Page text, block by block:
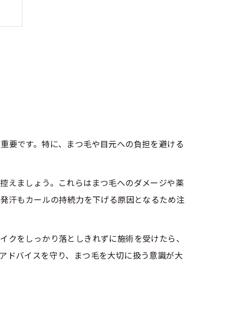
要です。特に、まつ毛や目元への負担を避ける
えましょう。これらはまつ毛へのダメージや薬
汗もカールの持続力を下げる原因となるため注
をしっかり落としきれずに施術を受けたら、
ドバイスを守り、まつ毛を大切に扱う意識が大